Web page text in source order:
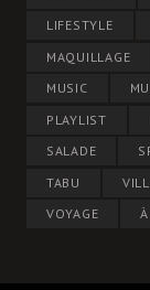
LIFESTYLE
MAQUILLAGE
MUSIC
PLAYLIST
SALADE
TABU
VOYAGE